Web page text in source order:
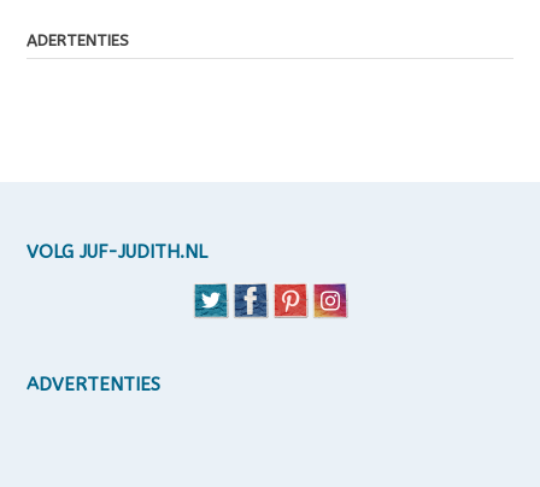
ADERTENTIES
VOLG JUF-JUDITH.NL
ADVERTENTIES